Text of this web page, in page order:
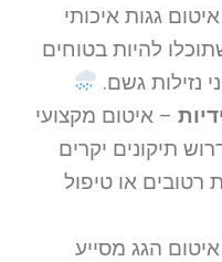
גגות איכותי
להיות בטוחים
נזילות גשם.
– איטום מקצועי
תיקונים יקרים
רטובים או טיפול
הגג מסייע